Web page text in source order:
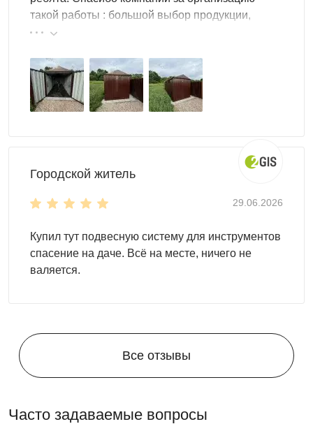
Для монтажа контейнеров SKOGGY не требуется
расстановки:
такой работы : большой выбор продукции,
реальные цены.
Городской житель
29.06.2026
Купил тут подвесную систему для инструментов
спасение на даче. Всё на месте, ничего не
валяется.
Все отзывы
Часто задаваемые вопросы